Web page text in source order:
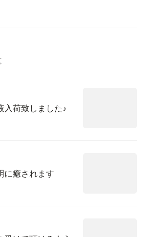
入荷致しました♪
に癒されます